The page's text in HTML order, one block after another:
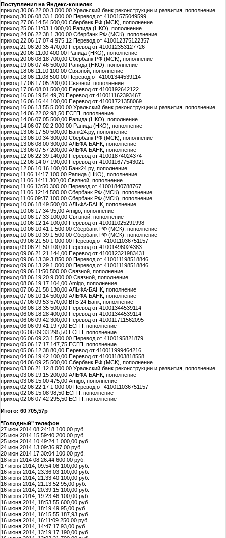
Поступления на Яндекс-кошелек
приход 30.06 22:00 3 000,00 Уральский банк реконструкции и развития, пополнение
приход 30.06 08:33 1 000,00 Перевод от 41001575049599
приход 27.06 14:54 500,00 Сбербанк РФ (МСК), пополнение
приход 25.06 11:03 1 000,00 Рапида (НКО), пополнение
приход 24.06 22:38 1 300,00 Сбербанк РФ (МСК), пополнение
приход 22.06 17:07 4 975,12 Перевод от 410012375122357
приход 21.06 20:35 470,00 Перевод от 410012353127726
приход 20.06 11:00 400,00 Рапида (НКО), пополнение
приход 20.06 08:18 700,00 Сбербанк РФ (МСК), пополнение
приход 19.06 07:46 500,00 Рапида (НКО), пополнение
приход 18.06 11:10 100,00 Связной, пополнение
приход 18.06 11:08 500,00 Перевод от 41001344539114
приход 17.06 17:05 200,00 Связной, пополнение
приход 17.06 08:01 500,00 Перевод от 4100192642122
приход 16.06 19:54 49,70 Перевод от 410011162393467
приход 16.06 16:44 100,00 Перевод от 41001721358069
приход 16.06 13:55 5 000,00 Уральский банк реконструкции и развития, пополнение
приход 14.06 22:02 98,50 ЕСГП, пополнение
приход 14.06 07:05 500,00 Рапида (НКО), пополнение
приход 14.06 07:02 2 000,00 Рапида (НКО), пополнение
приход 13.06 17:50 500,00 Банк24.ру, пополнение
приход 13.06 10:34 300,00 Сбербанк РФ (МСК), пополнение
приход 13.06 08:00 300,00 АЛЬФА-БАНК, пополнение
приход 13.06 07:57 200,00 АЛЬФА-БАНК, пополнение
приход 12.06 22:39 140,00 Перевод от 41001874024374
приход 12.06 14:07 190,00 Перевод от 410011677543021
приход 12.06 10:16 100,00 Банк24.ру, пополнение
приход 11.06 14:17 100,00 Рапида (НКО), пополнение
приход 11.06 14:11 300,00 Связной, пополнение
приход 11.06 13:50 300,00 Перевод от 41001840788767
приход 11.06 12:14 500,00 Сбербанк РФ (МСК), пополнение
приход 11.06 09:37 100,00 Сбербанк РФ (МСК), пополнение
приход 10.06 18:49 500,00 АЛЬФА-БАНК, пополнение
приход 10.06 17:34 95,00 Amigo, пополнение
приход 10.06 17:33 100,00 Связной, пополнение
приход 10.06 12:14 100,00 Перевод от 410011025291998
приход 10.06 10:41 1 500,00 Сбербанк РФ (МСК), пополнение
приход 10.06 10:39 1 500,00 Сбербанк РФ (МСК), пополнение
приход 09.06 21:50 1 000,00 Перевод от 410011036751157
приход 09.06 21:50 100,00 Перевод от 41001496024383
приход 09.06 21:21 144,00 Перевод от 410012321983431
приход 09.06 13:39 3 850,00 Перевод от 410011198518846
приход 09.06 13:29 1 000,00 Перевод от 410011198518846
приход 09.06 11:50 500,00 Связной, пополнение
приход 08.06 19:20 9 000,00 Связной, пополнение
приход 08.06 19:17 104,00 Amigo, пополнение
приход 07.06 21:58 130,00 АЛЬФА-БАНК, пополнение
приход 07.06 10:14 500,00 АЛЬФА-БАНК, пополнение
приход 07.06 09:53 570,00 ВТБ 24 Банк, пополнение
приход 06.06 18:35 500,00 Перевод от 41001344539114
приход 06.06 18:28 400,00 Перевод от 41001344539114
приход 06.06 09:42 300,00 Перевод от 410011711562095
приход 06.06 09:41 197,00 ЕСГП, пополнение
приход 06.06 09:33 295,50 ЕСГП, пополнение
приход 06.06 09:23 1 500,00 Перевод от 4100195821879
приход 05.06 17:17 147,75 ЕСГП, пополнение
приход 05.06 12:38 80,00 Перевод от 410011999464216
приход 04.06 19:42 100,00 Перевод от 410011803818558
приход 04.06 09:25 500,00 Сбербанк РФ (МСК), пополнение
приход 03.06 21:12 8 000,00 Уральский банк реконструкции и развития, пополнение
приход 03.06 19:15 200,00 АЛЬФА-БАНК, пополнение
приход 03.06 15:00 475,00 Amigo, пополнение
приход 02.06 22:17 1 000,00 Перевод от 410011036751157
приход 02.06 15:08 98,50 ЕСГП, пополнение
приход 02.06 07:42 295,50 ЕСГП, пополнение
Итого: 60 705,57р
"Голодный" телефон
27 июн 2014 08:24:18 100,00 руб.
25 июн 2014 15:59:40 200,00 руб.
25 июн 2014 10:49:24 1 000,00 руб.
24 июн 2014 13:09:36 97,00 руб.
20 июн 2014 17:30:04 100,00 руб.
18 июн 2014 08:26:44 600,00 руб.
17 июня 2014, 09:54:08 100,00 руб.
16 июня 2014, 23:36:03 100,00 руб.
16 июня 2014, 21:33:40 100,00 руб.
16 июня 2014, 21:13:52 95,00 руб.
16 июня 2014, 20:39:15 100,00 руб.
16 июня 2014, 19:23:46 100,00 руб.
16 июня 2014, 18:53:55 600,00 руб.
16 июня 2014, 18:19:49 95,00 руб.
16 июня 2014, 16:15:55 187,93 руб.
16 июня 2014, 16:11:09 250,00 руб.
16 июня 2014, 14:47:17 93,00 руб.
16 июня 2014, 13:19:17 190,00 руб.